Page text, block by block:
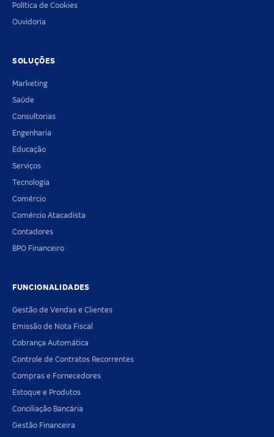
Política de Cookies
Ouvidoria
SOLUÇÕES
Marketing
Saúde
Consultorias
Engenharia
Educação
Serviços
Tecnologia
Comércio
Comércio Atacadista
Contadores
BPO Financeiro
FUNCIONALIDADES
Gestão de Vendas e Clientes
Emissão de Nota Fiscal
Cobrança Automática
Controle de Contratos Recorrentes
Compras e Fornecedores
Estoque e Produtos
Conciliação Bancária
Gestão Financeira